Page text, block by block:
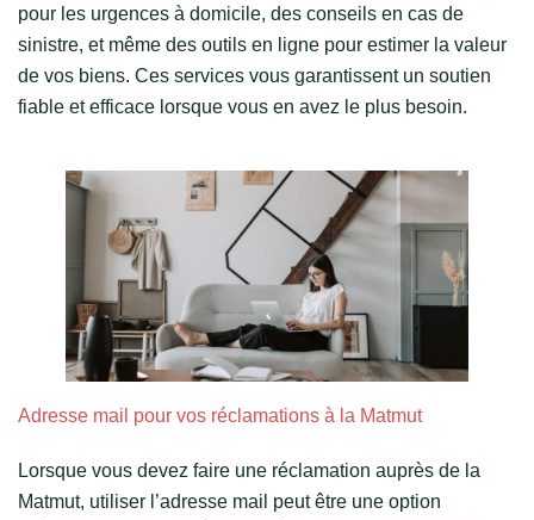
pour les urgences à domicile, des conseils en cas de
sinistre, et même des outils en ligne pour estimer la valeur
de vos biens. Ces services vous garantissent un soutien
fiable et efficace lorsque vous en avez le plus besoin.
Adresse mail pour vos réclamations à la Matmut
Lorsque vous devez faire une réclamation auprès de la
Matmut, utiliser l’adresse mail peut être une option